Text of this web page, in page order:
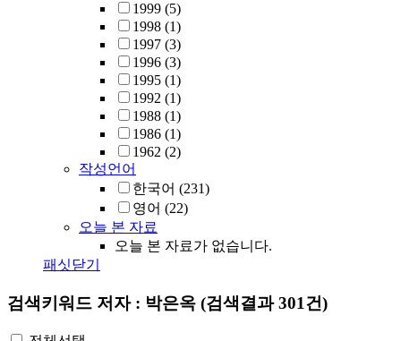
1999 (5)
1998 (1)
1997 (3)
1996 (3)
1995 (1)
1992 (1)
1988 (1)
1986 (1)
1962 (2)
작성언어
한국어 (231)
영어 (22)
오늘 본 자료
오늘 본 자료가 없습니다.
패싯닫기
검색키워드 저자 : 박은옥 (검색결과 301건)